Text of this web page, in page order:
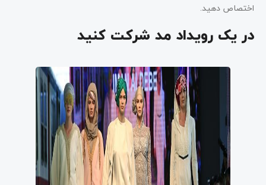
اختصاص دهید.
در یک رویداد مد شرکت کنید